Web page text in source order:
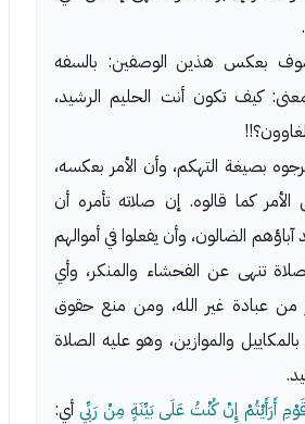
بعكس هذين الوصفين: بالسفه
كيف تكون أنت الحليم الرشيد،
بصيغة التهكم، وأن الأمر بعكسه،
كما قالوه. إن صلاته تأمره أن
آباؤهم الضالون، وأن يفعلوا في أموالهم
تنهى عن الفحشاء والمنكر، وأي
من عبادة غير الله، ومن منع حقوق
بالمكاييل والموازين، وهو عليه الصلاة
أَرَأَيْتُمْ إِنْ كُنْتُ عَلَى بَيِّنَةٍ مِنْ رَبِّي أي: